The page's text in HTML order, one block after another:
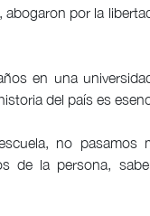
por la
en una
del país es
no
de la persona,